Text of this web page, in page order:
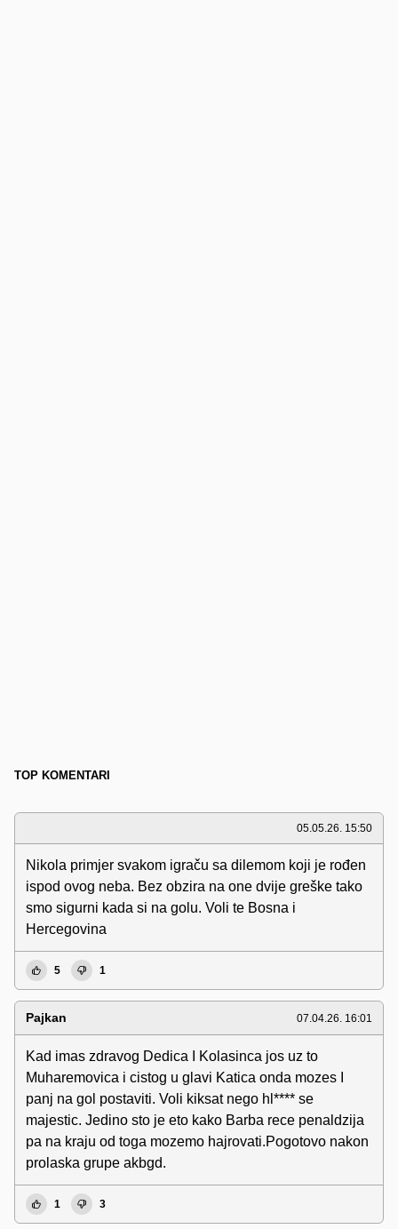
TOP KOMENTARI
05.05.26. 15:50
Nikola primjer svakom igraču sa dilemom koji je rođen
ispod ovog neba. Bez obzira na one dvije greške tako
smo sigurni kada si na golu. Voli te Bosna i
Hercegovina
5 1
Pajkan 07.04.26. 16:01
Kad imas zdravog Dedica I Kolasinca jos uz to
Muharemovica i cistog u glavi Katica onda mozes I
panj na gol postaviti. Voli kiksat nego hl**** se
majestic. Jedino sto je eto kako Barba rece penaldzija
pa na kraju od toga mozemo hajrovati.Pogotovo nakon
prolaska grupe akbgd.
1 3